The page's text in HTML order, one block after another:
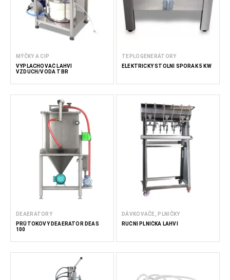
MÝČKY A CIP
VYPLACHOVAČ LAHVÍ
VZDUCH/VODA TBR
TEPLOGENERÁTORY
ELEKTRICKÝ STOLNÍ SPORÁK 5 KW
DEAERATORY
PRŮTOKOVÝ DEAERÁTOR DEAS
100
DÁVKOVAČE, PLNIČKY
RUČNÍ PLNIČKA LAHVÍ